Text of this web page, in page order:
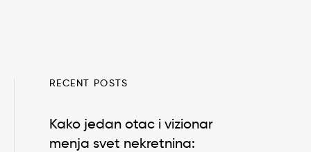
RECENT POSTS
Kako jedan otac i vizionar
menja svet nekretnina: